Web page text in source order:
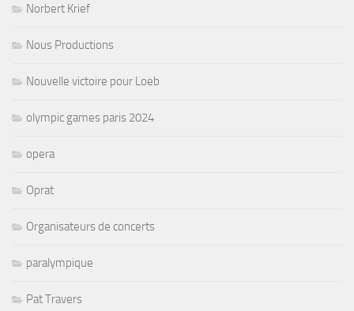
Norbert Krief
Nous Productions
Nouvelle victoire pour Loeb
olympic games paris 2024
opera
Oprat
Organisateurs de concerts
paralympique
Pat Travers